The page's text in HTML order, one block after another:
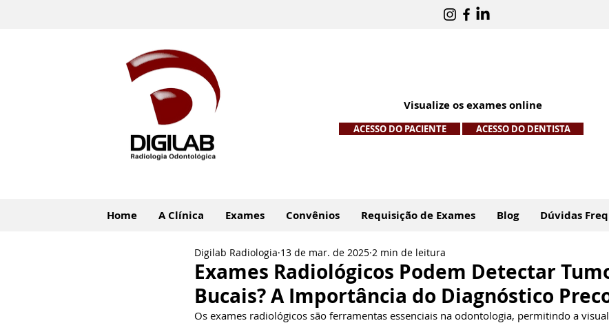
Visualize os exames online
ACESSO DO PACIENTE ACESSO DO DENTISTA
Home A Clínica Exames Convênios Requisição de Exames Blog Dúvidas
Exames Radiológicos Podem Detectar
Bucais? A Importância do Diagnóstico
Digilab Radiologia 13 de mar. de 2025 2 min de leitura
Os exames radiológicos são ferramentas essenciais na odontologia, permitindo a